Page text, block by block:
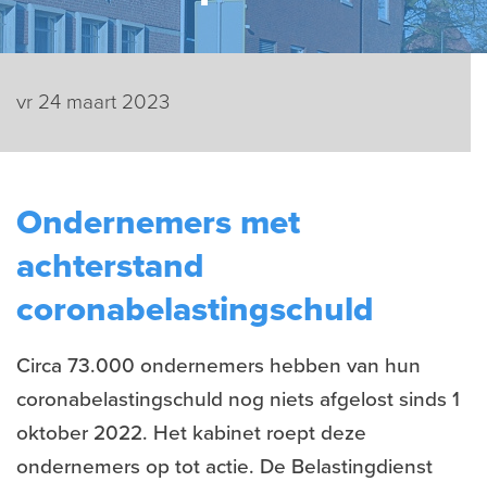
vr 24 maart 2023
Ondernemers met
achterstand
coronabelastingschuld
Circa 73.000 ondernemers hebben van hun
coronabelastingschuld nog niets afgelost sinds 1
oktober 2022. Het kabinet roept deze
ondernemers op tot actie. De Belastingdienst